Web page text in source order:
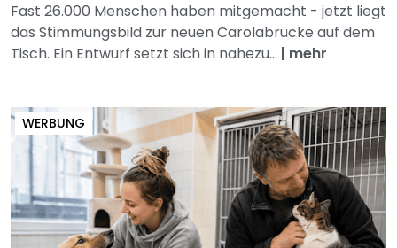
Fast 26.000 Menschen haben mitgemacht - jetzt liegt
das Stimmungsbild zur neuen Carolabrücke auf dem
Tisch. Ein Entwurf setzt sich in nahezu... | mehr
WERBUNG